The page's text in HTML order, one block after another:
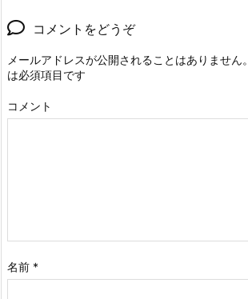
コメントをどうぞ
メールアドレスが公開されることはありません。
は必須項目です
コメント
名前 *